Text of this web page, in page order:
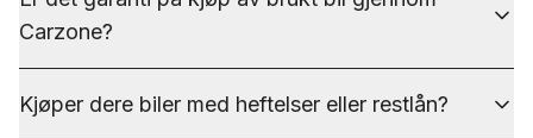
Carzone?
Kjøper dere biler med heftelser eller restlån?